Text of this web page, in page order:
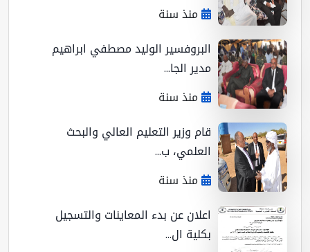
منذ سنة
البروفسير الوليد مصطفي ابراهيم
مدير الجا...
منذ سنة
قام وزير التعليم العالي والبحث
العلمي، ب...
منذ سنة
اعلان عن بدء المعاينات والتسجيل
بكلية ال...